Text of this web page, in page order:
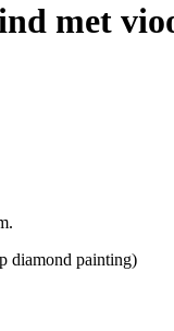
met
diamond painting)